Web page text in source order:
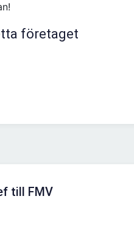
företaget
till FMV